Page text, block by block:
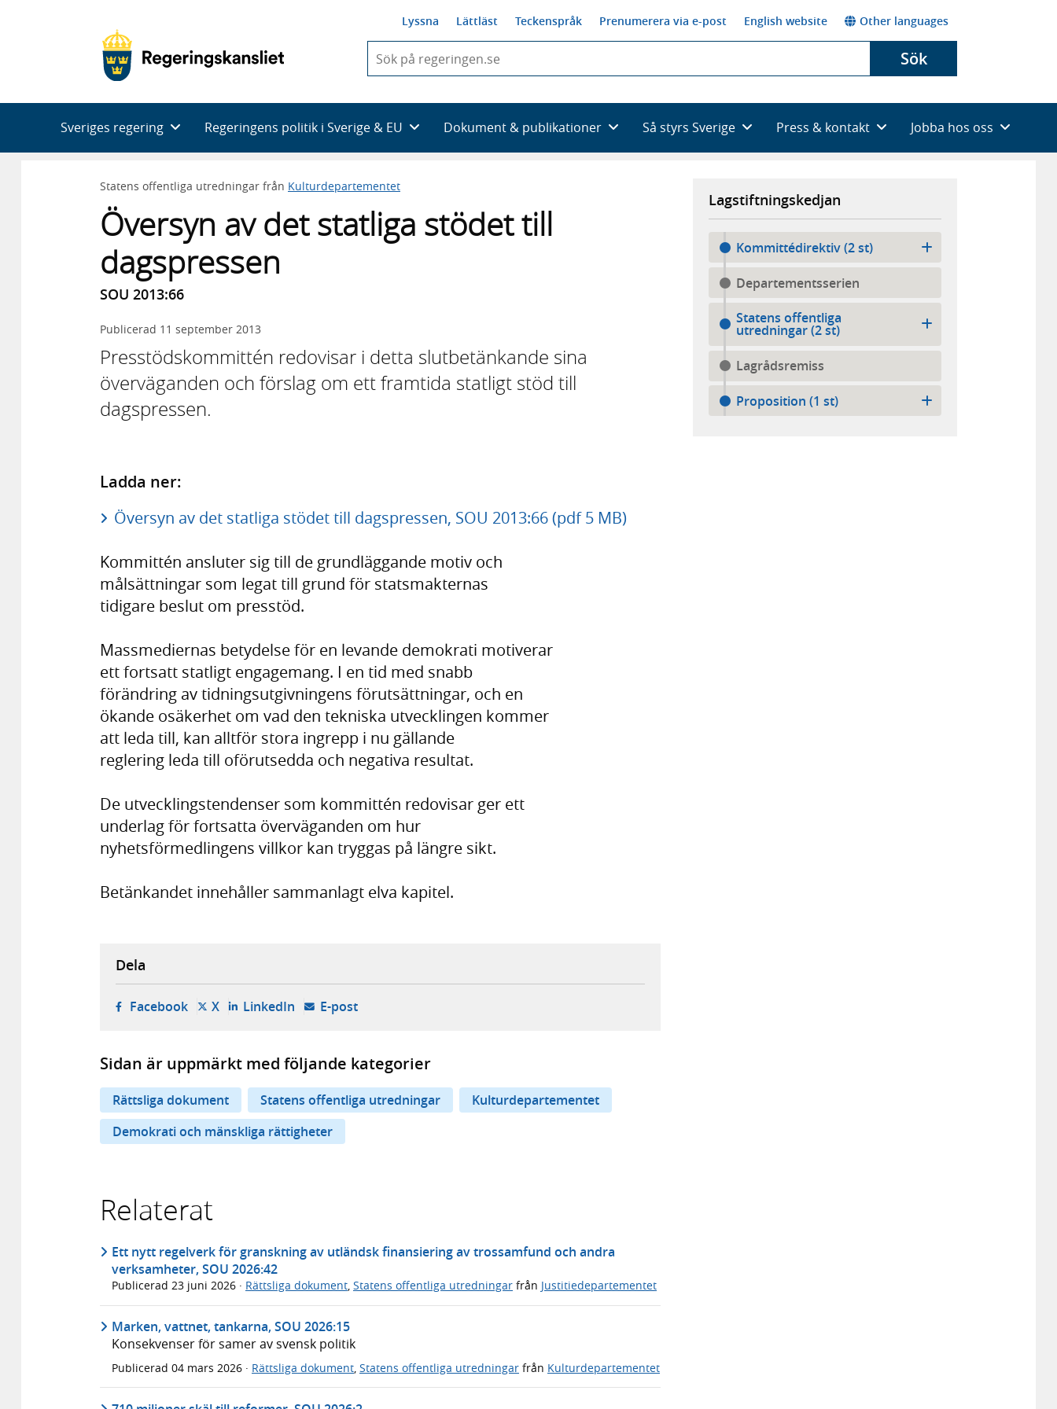
Lyssna Lättläst Teckenspråk Prenumerera via e-post English website Other languages
du
skriva
framträder
en
med
Sök
Sveriges regering Regeringens politik i Sverige & EU Dokument & publikationer Så styrs Sverige Press & kontakt Jobba hos oss
Statens offentliga utredningar från Kulturdepartementet
Översyn av det statliga stödet till
dagspressen
SOU 2013:66
Publicerad 11 september 2013
Presstödskommittén redovisar i detta slutbetänkande sina
överväganden och förslag om ett framtida statligt stöd till
dagspressen.
Ladda ner:
Översyn av det statliga stödet till dagspressen, SOU 2013:66 (pdf 5 MB)
Kommittén ansluter sig till de grundläggande motiv och
målsättningar som legat till grund för statsmakternas
tidigare beslut om presstöd.
Massmediernas betydelse för en levande demokrati motiverar
ett fortsatt statligt engagemang. I en tid med snabb
förändring av tidningsutgivningens förutsättningar, och en
ökande osäkerhet om vad den tekniska utvecklingen kommer
att leda till, kan alltför stora ingrepp i nu gällande
reglering leda till oförutsedda och negativa resultat.
De utvecklingstendenser som kommittén redovisar ger ett
underlag för fortsatta överväganden om hur
nyhetsförmedlingens villkor kan tryggas på längre sikt.
Betänkandet innehåller sammanlagt elva kapitel.
Lagstiftningskedjan
Kommittédirektiv (2 st)
Departementsserien
Statens offentliga
utredningar (2 st)
Lagrådsremiss
Proposition (1 st)
Dela
Facebook- öppnas i ny flik, extern webbplats,
X- öppnas i ny flik, extern webbplats,
LinkedIn- öppnas i ny flik, extern webbplats,
E-post- öppnar din e-postklient,
Sidan är uppmärkt med följande kategorier
Rättsliga dokument Statens offentliga utredningar
Kulturdepartementet
Demokrati och mänskliga rättigheter
Relaterat
Ett nytt regelverk för granskning av utländsk finansiering av trossamfund och andra
verksamheter, SOU 2026:42
Publicerad 23 juni 2026 · Rättsliga dokument, Statens offentliga utredningar från Justitiedepartementet
Marken, vattnet, tankarna, SOU 2026:15
Konsekvenser för samer av svensk politik
Publicerad 04 mars 2026 · Rättsliga dokument, Statens offentliga utredningar från Kulturdepartementet